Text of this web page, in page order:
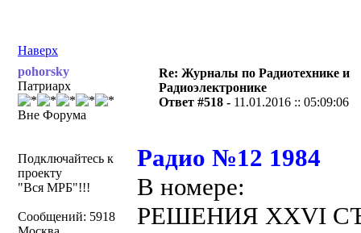
Наверх
pohorsky
Патриарх
Вне Форума
Подключайтесь к
проекту
"Вся МРБ"!!!
Сообщений: 5918
Re: Журналы по Радиотехнике и
Радиоэлектронике
Ответ #518 - 11.01.2016 :: 05:09:06
Радио №12 1984
В номере:
РЕШЕНИЯ XXVI